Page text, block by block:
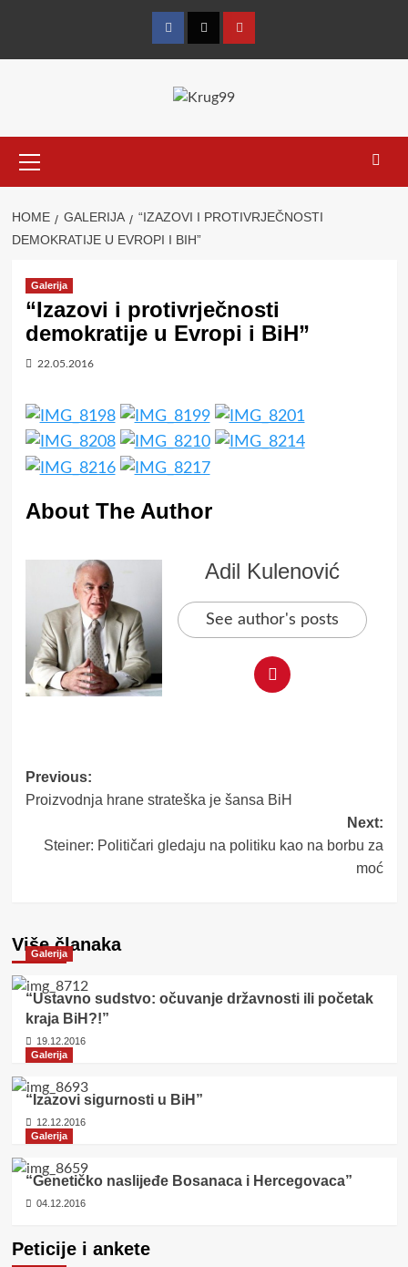
FacebookTwitterYouTube
Menu
HOME GALERIJA
“IZAZOVI I PROTIVRJEČNOSTI
DEMOKRATIJE U EVROPI I BIH”
Galerija
“Izazovi i protivrječnosti
demokratije u Evropi i BiH”
22.05.2016
About The Author
Adil Kulenović
See author's posts
Post
navigation
Previous:
Proizvodnja hrane strateška je šansa BiH
Next:
Steiner: Političari gledaju na politiku kao na borbu za
moć
Više članaka
Galerija
“Ustavno sudstvo: očuvanje državnosti ili početak
kraja BiH?!”
19.12.2016
Galerija
“Izazovi sigurnosti u BiH”
12.12.2016
Galerija
“Genetičko naslijeđe Bosanaca i Hercegovaca”
04.12.2016
Peticije i ankete